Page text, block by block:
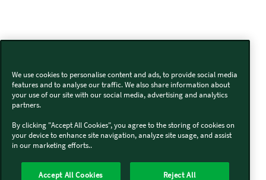
We use cookies to personalise content and ads, to provide social media
features and to analyse our traffic. We also share information about
your use of our site with our social media, advertising and analytics
partners.
By clicking "Accept All Cookies", you agree to the storing of cookies on
your device to enhance site navigation, analyze site usage, and assist
in our marketing efforts..
Accept All Cookies Reject All